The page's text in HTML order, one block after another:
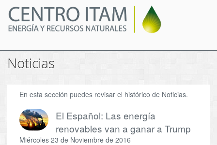
Pasar
contenido
principal
Noticias
En esta sección puedes revisar el histórico de Noticias.
El Español: Las energía
renovables van a ganar a Trump
Miércoles 23 de Noviembre de 2016